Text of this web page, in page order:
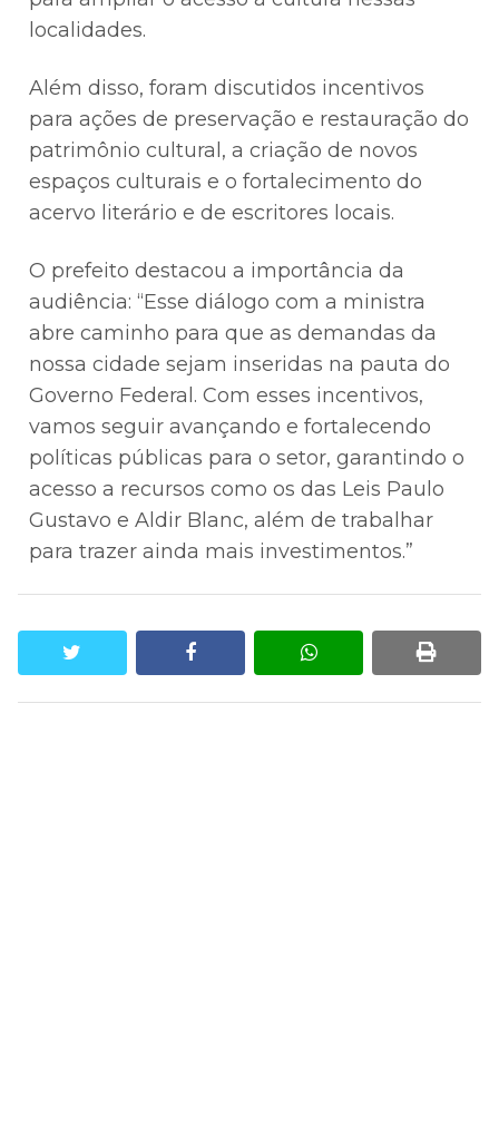
localidades.
Além disso, foram discutidos incentivos
para ações de preservação e restauração do
patrimônio cultural, a criação de novos
espaços culturais e o fortalecimento do
acervo literário e de escritores locais.
O prefeito destacou a importância da
audiência: “Esse diálogo com a ministra
abre caminho para que as demandas da
nossa cidade sejam inseridas na pauta do
Governo Federal. Com esses incentivos,
vamos seguir avançando e fortalecendo
políticas públicas para o setor, garantindo o
acesso a recursos como os das Leis Paulo
Gustavo e Aldir Blanc, além de trabalhar
para trazer ainda mais investimentos.”
facebook whatsapp print